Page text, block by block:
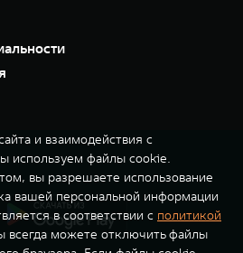
и взаимодействия с
используем файлы cookie.
вы разрешаете использование
вашей персональной информации
в соответствии с политикой
всегда можете отключить файлы